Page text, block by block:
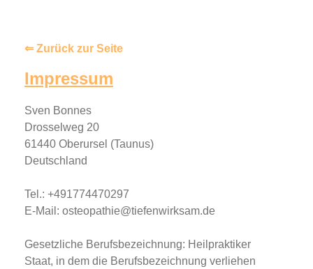
⇐ Zurück zur Seite
Impressum
Sven Bonnes
Drosselweg 20
61440 Oberursel (Taunus)
Deutschland
Tel.: +491774470297
E-Mail: osteopathie@tiefenwirksam.de
Gesetzliche Berufsbezeichnung: Heilpraktiker
Staat, in dem die Berufsbezeichnung verliehen